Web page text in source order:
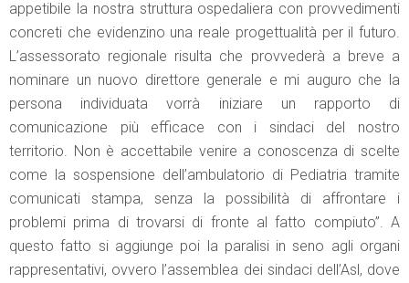
appetibile la nostra struttura ospedaliera con provvedimenti
concreti che evidenzino una reale progettualità per il futuro.
L’assessorato regionale risulta che provvederà a breve a
nominare un nuovo direttore generale e mi auguro che la
persona individuata vorrà iniziare un rapporto di
comunicazione più efficace con i sindaci del nostro
territorio. Non è accettabile venire a conoscenza di scelte
come la sospensione dell’ambulatorio di Pediatria tramite
comunicati stampa, senza la possibilità di affrontare i
problemi prima di trovarsi di fronte al fatto compiuto”. A
questo fatto si aggiunge poi la paralisi in seno agli organi
rappresentativi, ovvero l’assemblea dei sindaci dell’Asl, dove